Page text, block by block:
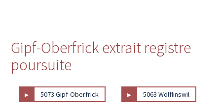
Gipf-Oberfrick extrait registre
poursuite
▸ 5073 Gipf-Oberfrick ▸ 5063 Wölflinswil